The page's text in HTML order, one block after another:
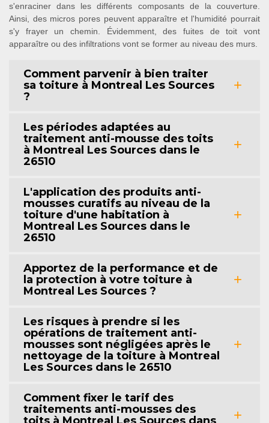
s'enraciner dans les différents composants de la couverture.
Ainsi, des micros pores peuvent apparaître et l'humidité pourrait
s'y frayer un chemin. Évidemment, des fuites de toit vont
apparaître ou des infiltrations vont se former au niveau des murs.
Comment parvenir à bien traiter
sa toiture à Montreal Les Sources
?
Les périodes adaptées au
traitement anti-mousse des toits
à Montreal Les Sources dans le
26510
L'application des produits anti-
mousses curatifs au niveau de la
toiture d'une habitation à
Montreal Les Sources dans le
26510
Apportez de la performance et de
la protection à votre toiture à
Montreal Les Sources ?
Les risques à prendre si les
opérations de traitement anti-
mousses sont négligées après le
nettoyage de la toiture à Montreal
Les Sources dans le 26510
Comment fixer le tarif des
traitements anti-mousses des
toits à Montreal Les Sources dans